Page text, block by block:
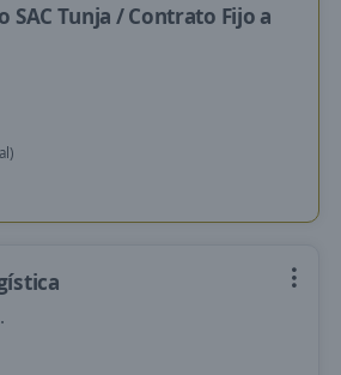
SAC Tunja / Contrato Fijo a